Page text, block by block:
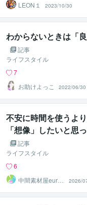
LEON１
2023/10/30
わからないときは「
記事
ライフスタイル
7
お助けよっこ
2022/06/30
不安に時間を使うよ
「想像」したいと思
記事
ライフスタイル
6
中間素材屋euren
（得雨れん）
2026/